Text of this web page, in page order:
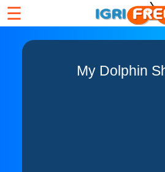
☰
My Dolphin